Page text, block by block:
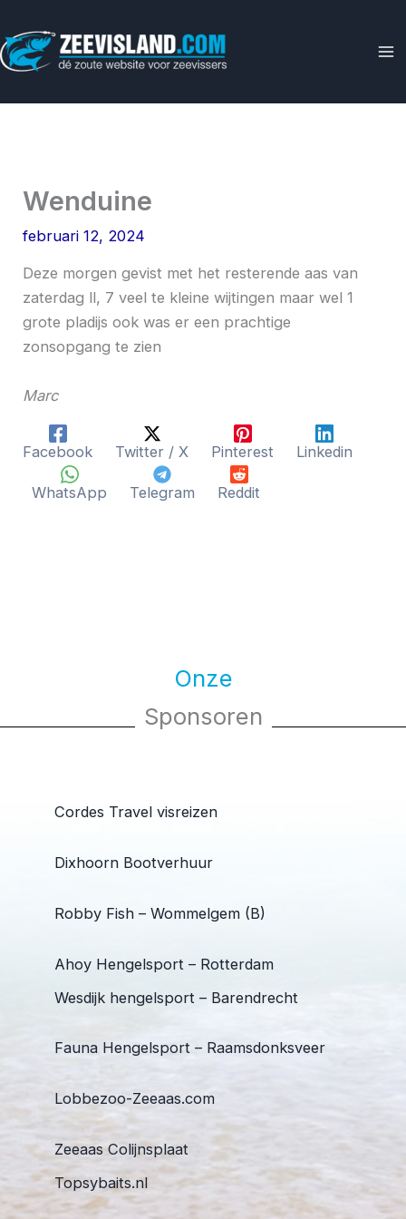
naar
de
Wenduine
februari 12, 2024
Deze morgen gevist met het resterende aas van
zaterdag ll, 7 veel te kleine wijtingen maar wel 1
grote pladijs ook was er een prachtige
zonsopgang te zien
Marc
Facebook Twitter / X Pinterest Linkedin
WhatsApp Telegram Reddit
Onze
Sponsoren
Cordes Travel visreizen
Dixhoorn Bootverhuur
Robby Fish – Wommelgem (B)
Ahoy Hengelsport – Rotterdam
Wesdijk hengelsport – Barendrecht
Fauna Hengelsport – Raamsdonksveer
Lobbezoo-Zeeaas.com
Zeeaas Colijnsplaat
Topsybaits.nl